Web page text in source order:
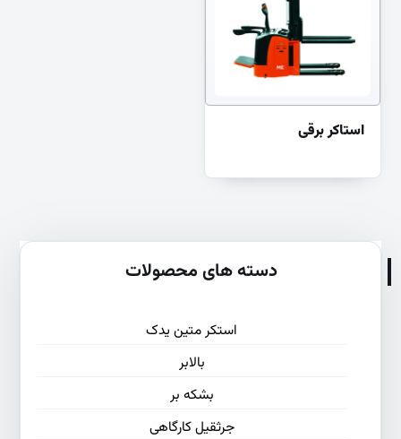
استاکر برقی
دسته های محصولات
استکر متین یدک
بالابر
بشکه بر
جرثقیل کارگاهی